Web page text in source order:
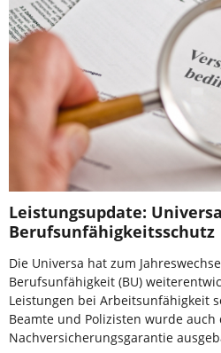
Leistungsupdate:
Berufsunfähigkeitsschutz
Die Universa hat zum
Berufsunfähigkeit (BU)
Leistungen bei Arbeitsunfähigkeit
Beamte und Polizisten wurde auch
Nachversicherungsgarantie